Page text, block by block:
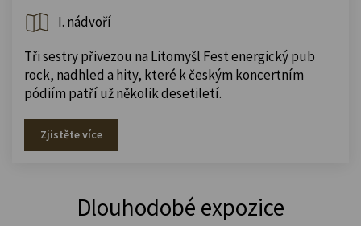
I. nádvoří
Tři sestry přivezou na Litomyšl Fest energický pub
rock, nadhled a hity, které k českým koncertním
pódiím patří už několik desetiletí.
Zjistěte více
Dlouhodobé expozice